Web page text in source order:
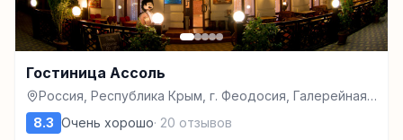
Гостиница Ассоль
Россия, Республика Крым, г. Феодосия, Галерейная
ул., д. 5А, Феодосия
8.3 Очень хорошо· 20 отзывов